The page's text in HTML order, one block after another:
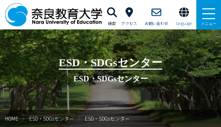
検索 アクセス お問い合わせ language メニュー
ESD・SDGsセンター概要
ESD・SDGsセンタースタッフ紹介
ESDポータルサイト
資格プログラム
ESD・SDGsセンター
ESD・SDGsセンター
HOME ESD・SDGsセンター ESD・SDGsセンター